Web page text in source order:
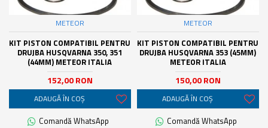
METEOR
KIT PISTON COMPATIBIL PENTRU
DRUJBA HUSQVARNA 350, 351
(44MM) METEOR ITALIA
152,00 RON
ADAUGĂ ÎN COŞ
Comandă WhatsApp
METEOR
KIT PISTON COMPATIBIL PENTRU
DRUJBA HUSQVARNA 353 (45MM)
METEOR ITALIA
150,00 RON
ADAUGĂ ÎN COŞ
Comandă WhatsApp